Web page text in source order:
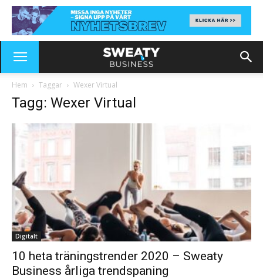
Hem Taggar Wexer Virtual
Tagg: Wexer Virtual
Digitalt
10 heta träningstrender 2020 – Sweaty
Business årliga trendspaning